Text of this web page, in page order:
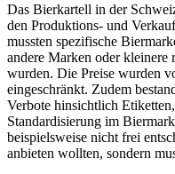
Das Bierkartell in der
den Produktions- und
mussten spezifische
andere Marken oder kleinere
wurden. Die Preise wurden
eingeschränkt. Zudem
Verbote hinsichtlich
Standardisierung im
beispielsweise nicht frei
anbieten wollten, sondern